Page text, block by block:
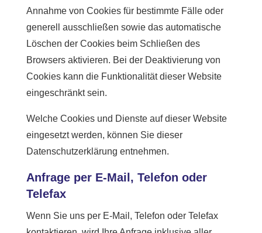
Annahme von Cookies für bestimmte Fälle oder
generell ausschließen sowie das automatische
Löschen der Cookies beim Schließen des
Browsers aktivieren. Bei der Deaktivierung von
Cookies kann die Funktionalität dieser Website
eingeschränkt sein.
Welche Cookies und Dienste auf dieser Website
eingesetzt werden, können Sie dieser
Datenschutzerklärung entnehmen.
Anfrage per E-Mail, Telefon oder
Telefax
Wenn Sie uns per E-Mail, Telefon oder Telefax